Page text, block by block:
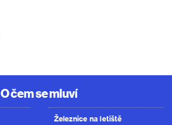
O čem se mluví
Železnice na letiště